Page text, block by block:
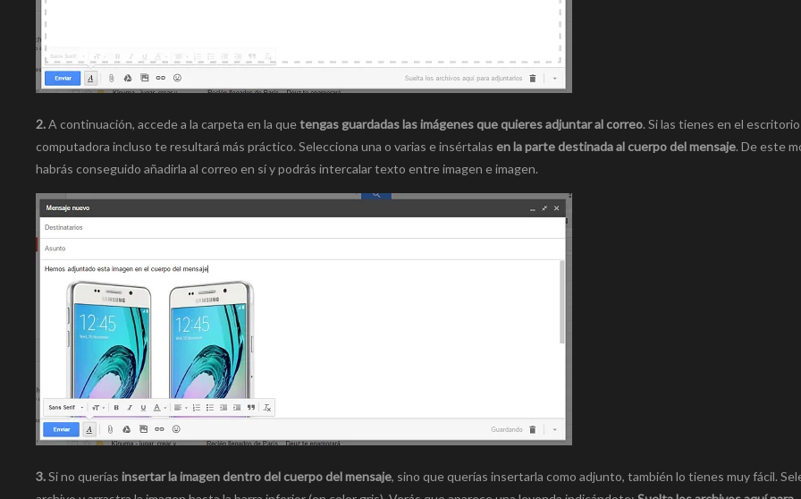
2.A continuación, accede a la carpeta en la quetengas guardadas las imágenes que quieres adjuntar al correo. Si las tienes en el escritorio
computadora incluso te resultará más práctico. Selecciona una o varias e insértalas en la parte destinada al cuerpo del mensaje. De este
habrás conseguido añadirla al correo en sí y podrás intercalar texto entre imagen e imagen.
3.Si no querías insertar la imagen dentro del cuerpo del mensaje, sino que querías insertarla como adjunto, también lo tienes muy fácil.